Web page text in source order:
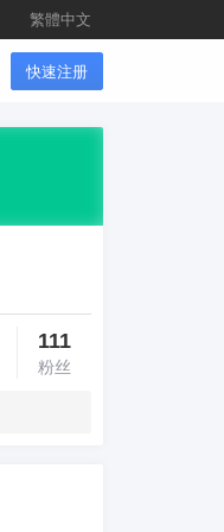
繁體中文
快速注册
111
粉丝